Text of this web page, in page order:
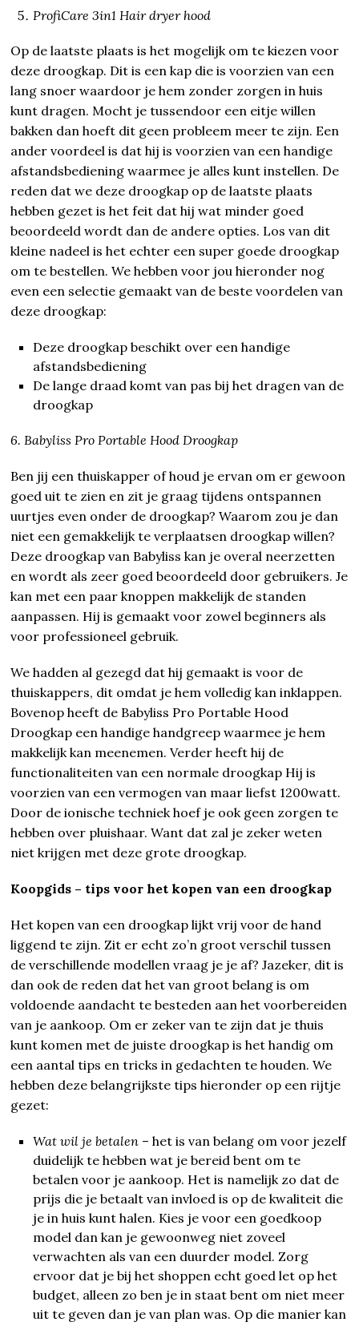
ProfiCare 3in1 Hair dryer hood
Op de laatste plaats is het mogelijk om te kiezen voor
deze droogkap. Dit is een kap die is voorzien van een
lang snoer waardoor je hem zonder zorgen in huis
kunt dragen. Mocht je tussendoor een eitje willen
bakken dan hoeft dit geen probleem meer te zijn. Een
ander voordeel is dat hij is voorzien van een handige
afstandsbediening waarmee je alles kunt instellen. De
reden dat we deze droogkap op de laatste plaats
hebben gezet is het feit dat hij wat minder goed
beoordeeld wordt dan de andere opties. Los van dit
kleine nadeel is het echter een super goede droogkap
om te bestellen. We hebben voor jou hieronder nog
even een selectie gemaakt van de beste voordelen van
deze droogkap:
Deze droogkap beschikt over een handige
afstandsbediening
De lange draad komt van pas bij het dragen van de
droogkap
6. Babyliss Pro Portable Hood Droogkap
Ben jij een thuiskapper of houd je ervan om er gewoon
goed uit te zien en zit je graag tijdens ontspannen
uurtjes even onder de droogkap? Waarom zou je dan
niet een gemakkelijk te verplaatsen droogkap willen?
Deze droogkap van Babyliss kan je overal neerzetten
en wordt als zeer goed beoordeeld door gebruikers. Je
kan met een paar knoppen makkelijk de standen
aanpassen. Hij is gemaakt voor zowel beginners als
voor professioneel gebruik.
We hadden al gezegd dat hij gemaakt is voor de
thuiskappers, dit omdat je hem volledig kan inklappen.
Bovenop heeft de Babyliss Pro Portable Hood
Droogkap een handige handgreep waarmee je hem
makkelijk kan meenemen. Verder heeft hij de
functionaliteiten van een normale droogkap Hij is
voorzien van een vermogen van maar liefst 1200watt.
Door de ionische techniek hoef je ook geen zorgen te
hebben over pluishaar. Want dat zal je zeker weten
niet krijgen met deze grote droogkap.
Koopgids – tips voor het kopen van een droogkap
Het kopen van een droogkap lijkt vrij voor de hand
liggend te zijn. Zit er echt zo’n groot verschil tussen
de verschillende modellen vraag je je af? Jazeker, dit is
dan ook de reden dat het van groot belang is om
voldoende aandacht te besteden aan het voorbereiden
van je aankoop. Om er zeker van te zijn dat je thuis
kunt komen met de juiste droogkap is het handig om
een aantal tips en tricks in gedachten te houden. We
hebben deze belangrijkste tips hieronder op een rijtje
gezet:
Wat wil je betalen – het is van belang om voor jezelf
duidelijk te hebben wat je bereid bent om te
betalen voor je aankoop. Het is namelijk zo dat de
prijs die je betaalt van invloed is op de kwaliteit die
je in huis kunt halen. Kies je voor een goedkoop
model dan kan je gewoonweg niet zoveel
verwachten als van een duurder model. Zorg
ervoor dat je bij het shoppen echt goed let op het
budget, alleen zo ben je in staat bent om niet meer
uit te geven dan je van plan was. Op die manier kan